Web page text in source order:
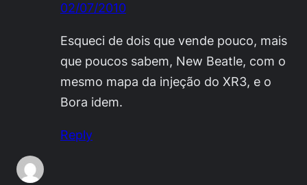
02/07/2010
Esqueci de dois que vende pouco, mais
que poucos sabem, New Beatle, com o
mesmo mapa da injeção do XR3, e o
Bora idem.
Reply